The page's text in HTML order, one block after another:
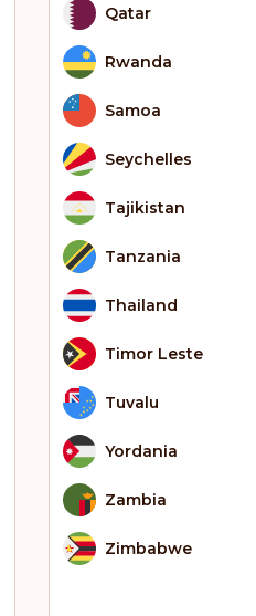
Qatar
Rwanda
Samoa
Seychelles
Tajikistan
Tanzania
Thailand
Timor Leste
Tuvalu
Yordania
Zambia
Zimbabwe